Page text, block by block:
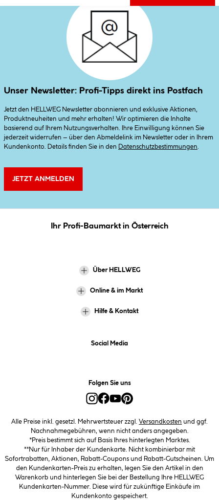
Unser Newsletter: Profi-Tipps direkt ins Postfach
Jetzt den HELLWEG Newsletter abonnieren und exklusive Aktionen,
Produktneuheiten und mehr erhalten! Wir optimieren die Inhalte
basierend auf Ihrem Nutzungsverhalten. Ihre Einwilligung können Sie
jederzeit widerrufen – über den Abmeldelink im Newsletter oder in Ihrem
Kundenkonto. Details finden Sie in den
Datenschutzbestimmungen
JETZT ANMELDEN
Ihr Profi-Baumarkt in Österreich
Über HELLWEG
Online & im Markt
Hilfe & Kontakt
Social Media
Folgen Sie uns
Alle Preise inkl. gesetzl. Mehrwertsteuer zzgl. Versandkosten und ggf.
Nachnahmegebühren, wenn nicht anders angegeben.
*Preis bestimmt sich auf Basis Ihres hinterlegten Marktes.
**Nur für Inhaber der Kundenkarte. Nicht kombinierbar mit
Sofortrabatten, Aktionen, Rabatt-Coupons und Rabatt-Gutscheinen. Um
den Kundenkarten-Preis zu erhalten, legen Sie den Artikel in den
Warenkorb und hinterlegen Sie bei der Bestellung Ihre HELLWEG
Kundenkarten-Nummer. Diese wird für zukünftige Einkäufe im
Kundenkonto gespeichert.